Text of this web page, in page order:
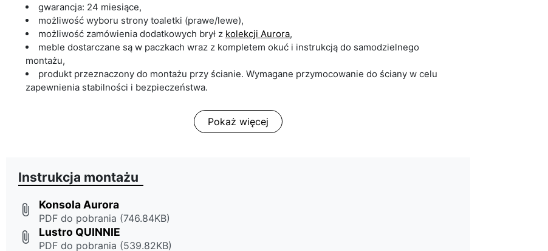
gwarancja: 24 miesiące,
możliwość wyboru strony toaletki (prawe/lewe),
możliwość zamówienia dodatkowych brył z kolekcji Aurora,
meble dostarczane są w paczkach wraz z kompletem okuć i instrukcją do samodzielnego
montażu,
produkt przeznaczony do montażu przy ścianie. Wymagane przymocowanie do ściany w celu
zapewnienia stabilności i bezpieczeństwa.
Pokaż więcej
Instrukcja montażu
attach_file Konsola Aurora
PDF do pobrania (746.84KB)
attach_file Lustro QUINNIE
PDF do pobrania (539.82KB)